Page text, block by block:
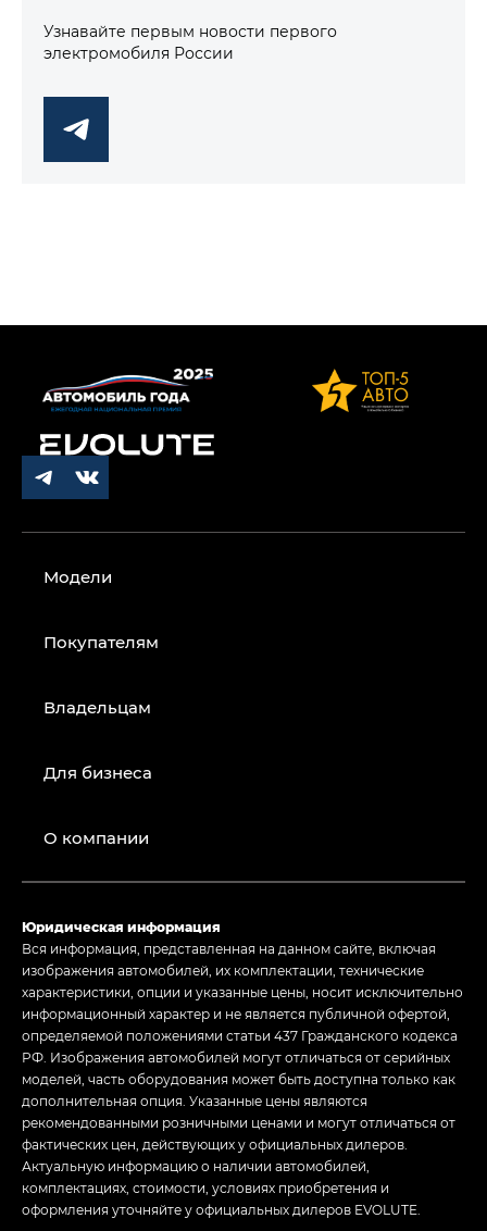
Узнавайте первым новости первого
электромобиля России
Модели
Покупателям
Владельцам
Для бизнеса
О компании
Юридическая информация
Вся информация, представленная на данном сайте, включая
изображения автомобилей, их комплектации, технические
характеристики, опции и указанные цены, носит исключительно
информационный характер и не является публичной офертой,
определяемой положениями статьи 437 Гражданского кодекса
РФ. Изображения автомобилей могут отличаться от серийных
моделей, часть оборудования может быть доступна только как
дополнительная опция. Указанные цены являются
рекомендованными розничными ценами и могут отличаться от
фактических цен, действующих у официальных дилеров.
Актуальную информацию о наличии автомобилей,
комплектациях, стоимости, условиях приобретения и
оформления уточняйте у официальных дилеров EVOLUTE.